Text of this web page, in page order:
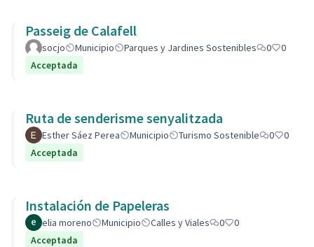
Passeig de Calafell
socjo Municipio Parques y Jardines Sostenibles 0
0
Acceptada
Ruta de senderisme senyalitzada
Esther Sáez Perea Municipio Turismo Sostenible 0
0
Acceptada
Instalación de Papeleras
elia moreno Municipio Calles y Viales 0
0
Acceptada